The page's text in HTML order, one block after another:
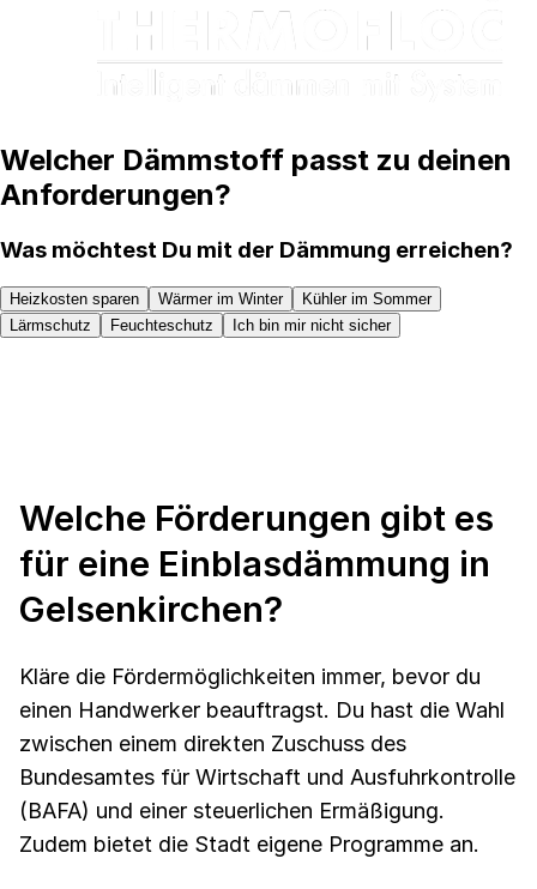
Welcher Dämmstoff passt zu deinen
Anforderungen?
Was möchtest Du mit der Dämmung erreichen?
Heizkosten sparen Wärmer im Winter
Kühler im Sommer
Lärmschutz
Feuchteschutz Ich bin mir nicht sicher
Welche Förderungen gibt es
für eine Einblasdämmung in
Gelsenkirchen?
Kläre die Fördermöglichkeiten immer, bevor du
einen Handwerker beauftragst. Du hast die Wahl
zwischen einem direkten Zuschuss des
Bundesamtes für Wirtschaft und Ausfuhrkontrolle
(BAFA) und einer steuerlichen Ermäßigung.
Zudem bietet die Stadt eigene Programme an.